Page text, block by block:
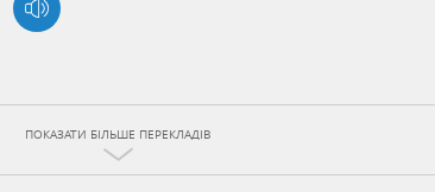
ПОКАЗАТИ БІЛЬШЕ ПЕРЕКЛАДІВ